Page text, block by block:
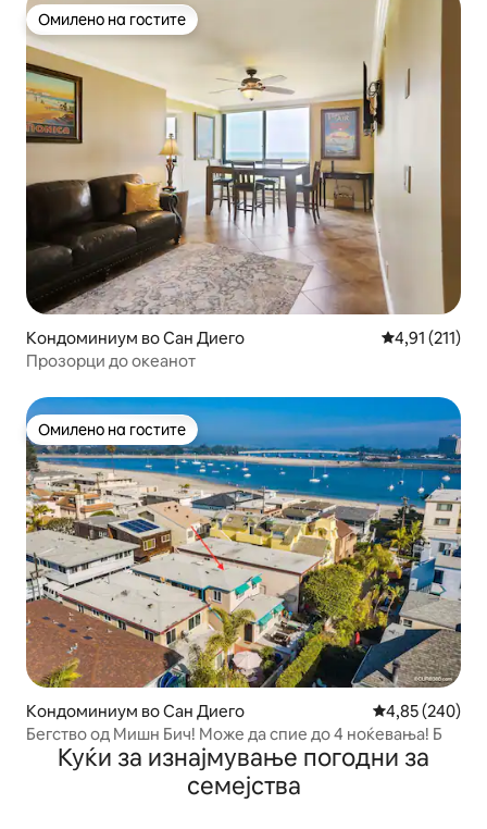
Омилено на гостите
Омилено на гостите
Кондоминиум во Сан Диего Просечна
4,91 (211)
Прозорци до океанот
Омилено на гостите
Омилено на гостите
Кондоминиум во Сан Диего Просечна
4,85 (240)
Бегство од Мишн Бич! Може да спие до 4 ноќевања! Б
Куќи за изнајмување погодни за
семејства